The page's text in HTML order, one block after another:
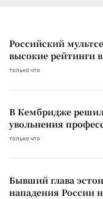
Российский
высокие рейтинги
только что
В Кембридже
увольнения
только что
Бывший глава
нападения России